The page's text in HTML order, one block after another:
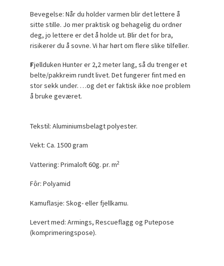
Bevegelse: Når du holder varmen blir det lettere å
sitte stille. Jo mer praktisk og behagelig du ordner
deg, jo lettere er det å holde ut. Blir det for bra,
risikerer du å sovne. Vi har hørt om flere slike tilfeller.
Fjellduken Hunter er 2,2 meter lang, så du trenger et
belte/pakkreim rundt livet. Det fungerer fint med en
stor sekk under. …og det er faktisk ikke noe problem
å bruke geværet.
Tekstil: Aluminiumsbelagt polyester.
Vekt: Ca. 1500 gram
Vattering: Primaloft 60g. pr. m2
Fôr: Polyamid
Kamuflasje: Skog- eller fjellkamu.
Levert med: Armings, Rescueflagg og Putepose
(komprimeringspose).